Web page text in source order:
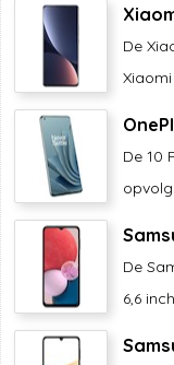
De
Xiaomi
De 10
De
6,6